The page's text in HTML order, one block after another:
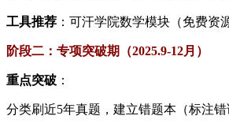
​工具推荐​ ：可汗学院数学模块（免费资
​阶段二：专项突破期（2025.9-12月）​
​重点突破​ ​：
分类刷近5年真题，建立错题本（标注